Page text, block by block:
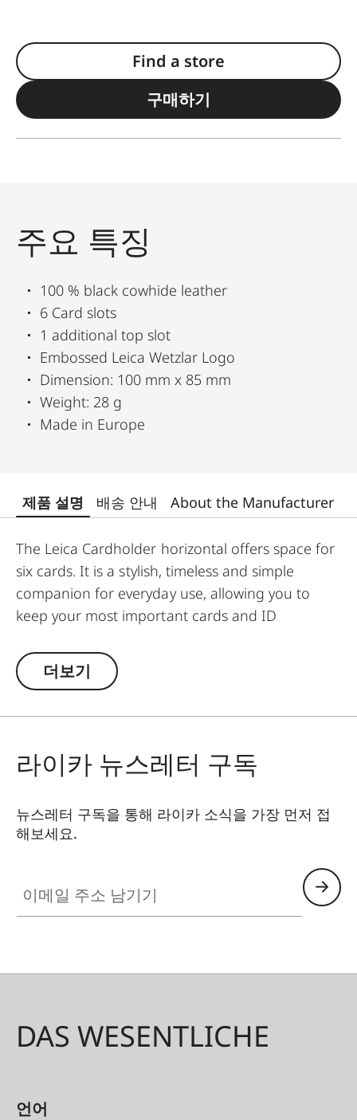
Find a store
구매하기
주요 특징
100 % black cowhide leather
6 Card slots
1 additional top slot
Embossed Leica Wetzlar Logo
Dimension: 100 mm x 85 mm
Weight: 28 g
Made in Europe
제품 설명 배송 안내 About the Manufacturer
The Leica Cardholder horizontal offers space for
six cards. It is a stylish, timeless and simple
companion for everyday use, allowing you to
keep your most important cards and ID
더보기
라이카 뉴스레터 구독
뉴스레터 구독을 통해 라이카 소식을 가장 먼저 접
해보세요.
DAS WESENTLICHE
언어